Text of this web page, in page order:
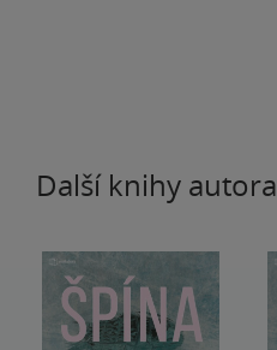
Další knihy autora